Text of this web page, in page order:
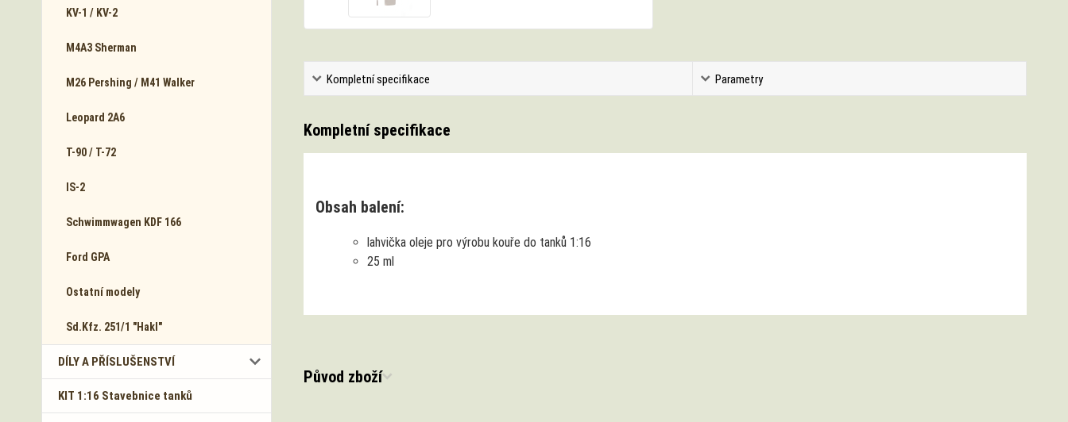
KV-1 / KV-2
M4A3 Sherman
M26 Pershing / M41 Walker
Leopard 2A6
T-90 / T-72
IS-2
Schwimmwagen KDF 166
Ford GPA
Ostatní modely
Sd.Kfz. 251/1 "Hakl"
DÍLY A PŘÍSLUŠENSTVÍ
KIT 1:16 Stavebnice tanků
Kompletní specifikace Parametry
Kompletní specifikace
Obsah balení:
lahvička oleje pro výrobu kouře do tanků 1:16
25 ml
Původ zboží